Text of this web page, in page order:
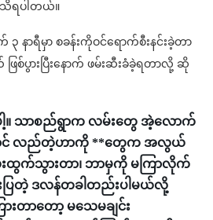
ရပါတယ်။
နာရီမှာ စခန်းကိုဝင်ရောက်စီးနင်းခဲ့တာ
ဖြစ်ပွားပြီးနောက် ဖမ်းဆီးခံခဲ့ရတာလို့ ဆို
ါ့။ သာစည်ရွာက လမ်းတွေ အဲ့လောက်
ောင် လည်တဲ့ဟာကို **တွေက အလွယ်
က်သွားတာ၊ ဘာမှကို မကြာလိုက်
ြတဲ့ ဒလန်တခါတည်းပါမယ်လို့
တာတော့ မသေမချင်း